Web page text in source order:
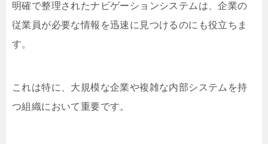
明確で整理されたナビゲーションシステムは、企業の
従業員が必要な情報を迅速に見つけるのにも役立ちま
す。
これは特に、大規模な企業や複雑な内部システムを持
つ組織において重要です。